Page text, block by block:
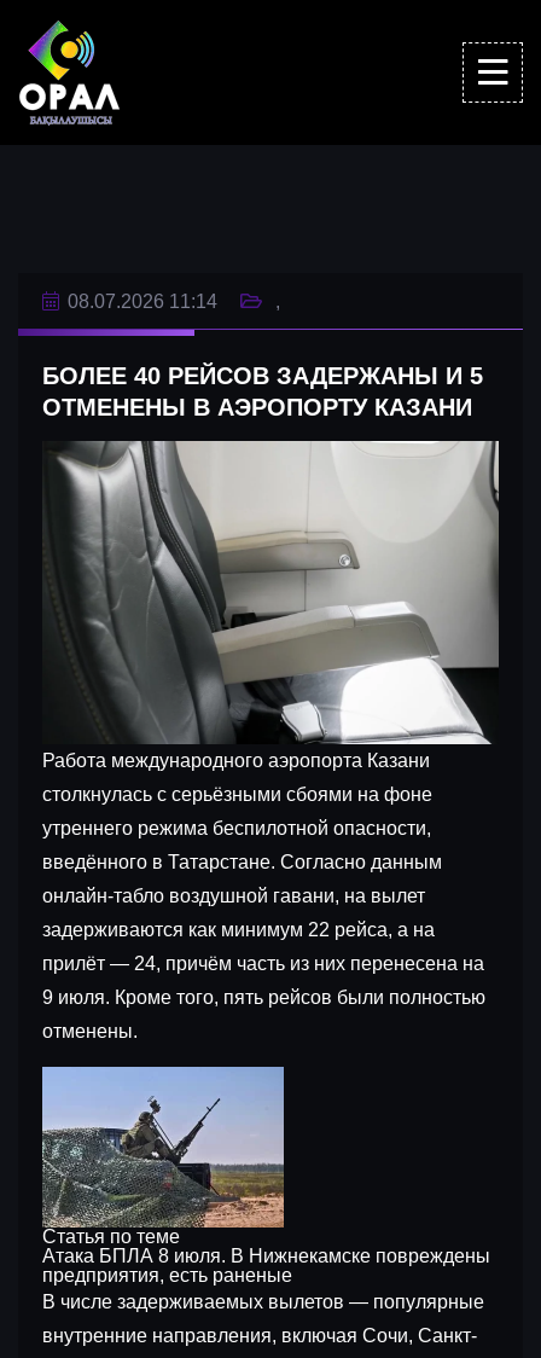
08.07.2026 11:14
БОЛЕЕ 40 РЕЙСОВ ЗАДЕРЖАНЫ И 5
ОТМЕНЕНЫ В АЭРОПОРТУ КАЗАНИ
Работа международного аэропорта Казани
столкнулась с серьёзными сбоями на фоне
утреннего режима беспилотной опасности,
введённого в Татарстане. Согласно данным
онлайн-табло воздушной гавани, на вылет
задерживаются как минимум 22 рейса, а на
прилёт — 24, причём часть из них перенесена на
9 июля. Кроме того, пять рейсов были полностью
отменены.
Статья по теме
Атака БПЛА 8 июля. В Нижнекамске повреждены
предприятия, есть раненые
В числе задерживаемых вылетов — популярные
внутренние направления, включая Сочи, Санкт-